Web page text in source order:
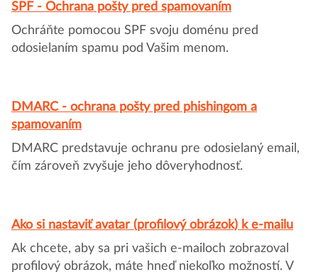
SPF - Ochrana pošty pred spamovaním
Ochráňte pomocou SPF svoju doménu pred
odosielaním spamu pod Vašim menom.
DMARC - ochrana pošty pred phishingom a
spamovaním
DMARC predstavuje ochranu pre odosielaný email,
čím zároveň zvyšuje jeho dôveryhodnosť.
Ako si nastaviť avatar (profilový obrázok) k e-mailu
Ak chcete, aby sa pri vašich e-mailoch zobrazoval
profilový obrázok, máte hneď niekoľko možností. V